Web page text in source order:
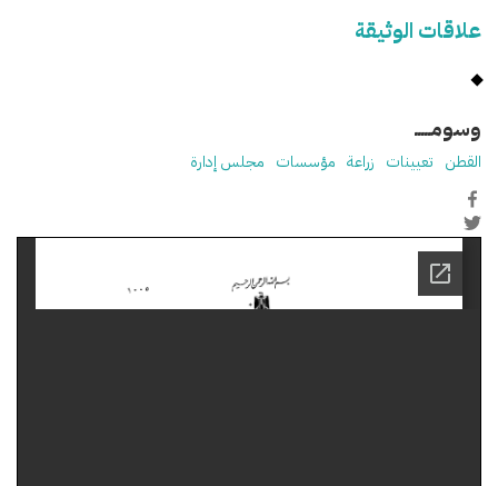
علاقات الوثيقة
وسومـــــ
القطن تعيينات زراعة مؤسسات مجلس إدارة